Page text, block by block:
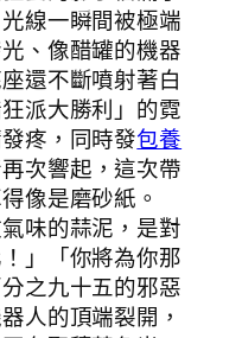
線一瞬間被極端
、像醋罐的機器
還不斷噴射著白
派大勝利」的霓
疼，同時發包養
次響起，這次帶
像是磨砂紙。
味的蒜泥，是對
」「你將為你那
之九十五的邪惡
人的頂端裂開，